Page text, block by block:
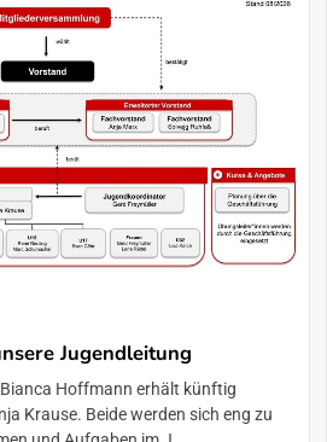
Jugendleitung
Hoffmann erhält künftig
Krause. Beide werden sich eng zu